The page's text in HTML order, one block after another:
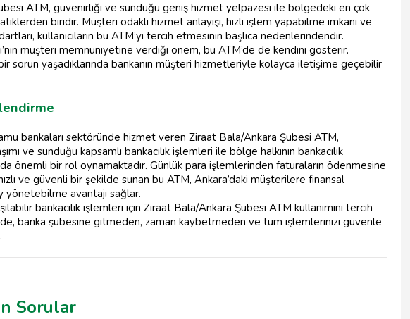
ATM, güvenirliği ve sunduğu geniş hizmet yelpazesi ile bölgedeki en çok
biridir. Müşteri odaklı hizmet anlayışı, hızlı işlem yapabilme imkanı ve
kullanıcıların bu ATM’yi tercih etmesinin başlıca nedenlerindendir.
müşteri memnuniyetine verdiği önem, bu ATM’de de kendini gösterir.
sorun yaşadıklarında bankanın müşteri hizmetleriyle kolayca iletişime geçebilir
bankaları sektöründe hizmet veren Ziraat Bala/Ankara Şubesi ATM,
ve sunduğu kapsamlı bankacılık işlemleri ile bölge halkının bankacılık
önemli bir rol oynamaktadır. Günlük para işlemlerinden faturaların ödenmesine
ve güvenli bir şekilde sunan bu ATM, Ankara’daki müşterilere finansal
yönetebilme avantajı sağlar.
bankacılık işlemleri için Ziraat Bala/Ankara Şubesi ATM kullanımını tercih
banka şubesine gitmeden, zaman kaybetmeden ve tüm işlemlerinizi güvenle
Sorular